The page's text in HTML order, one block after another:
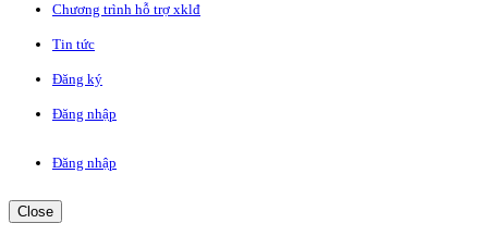
Chương trình hỗ trợ xklđ
Tin tức
Đăng ký
Đăng nhập
Đăng nhập
Close